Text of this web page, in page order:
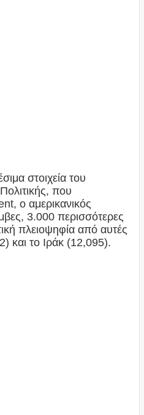
στοιχεία του
που
ο αμερικανικός
3.000 περισσότερες
πλειοψηφία από αυτές
και το Ιράκ (12,095).